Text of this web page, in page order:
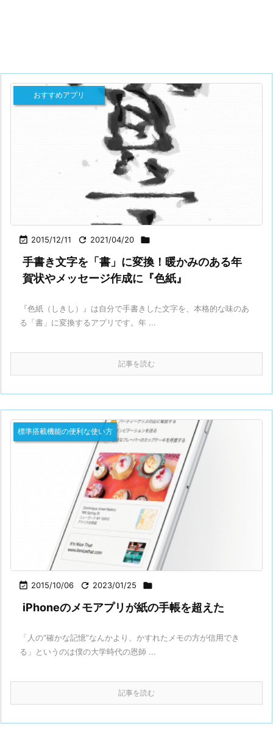
 2015/12/11  2021/04/20 
おすすめアプリ
手書き文字を「書」に変換！暖かみのある年
賀状やメッセージ作成に『色紙』
『色紙（しきし）』は自分で手書きした文字を、本格的な味のあ
る「書」に変換するアプリです。年 ...
記事を読む
 2015/10/06  2023/01/25 
標準搭載機能の便利な使い方
iPhoneのメモアプリが紙の手帳を超えた
「人の“確かな記憶”なんかより、かすれたメモの方が信用でき
る」というのは僕の大学時代の恩師 ...
記事を読む